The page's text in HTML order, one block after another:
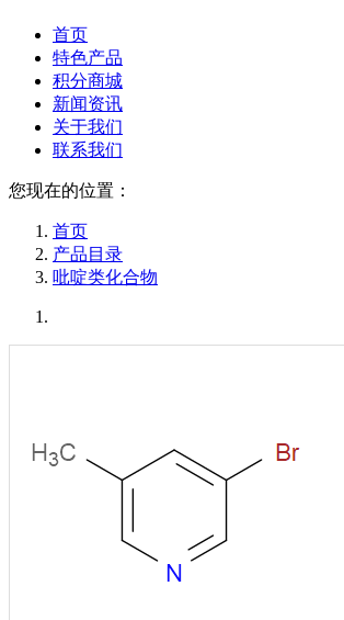
首页
特色产品
积分商城
新闻资讯
关于我们
联系我们
您现在的位置：
首页
产品目录
吡啶类化合物